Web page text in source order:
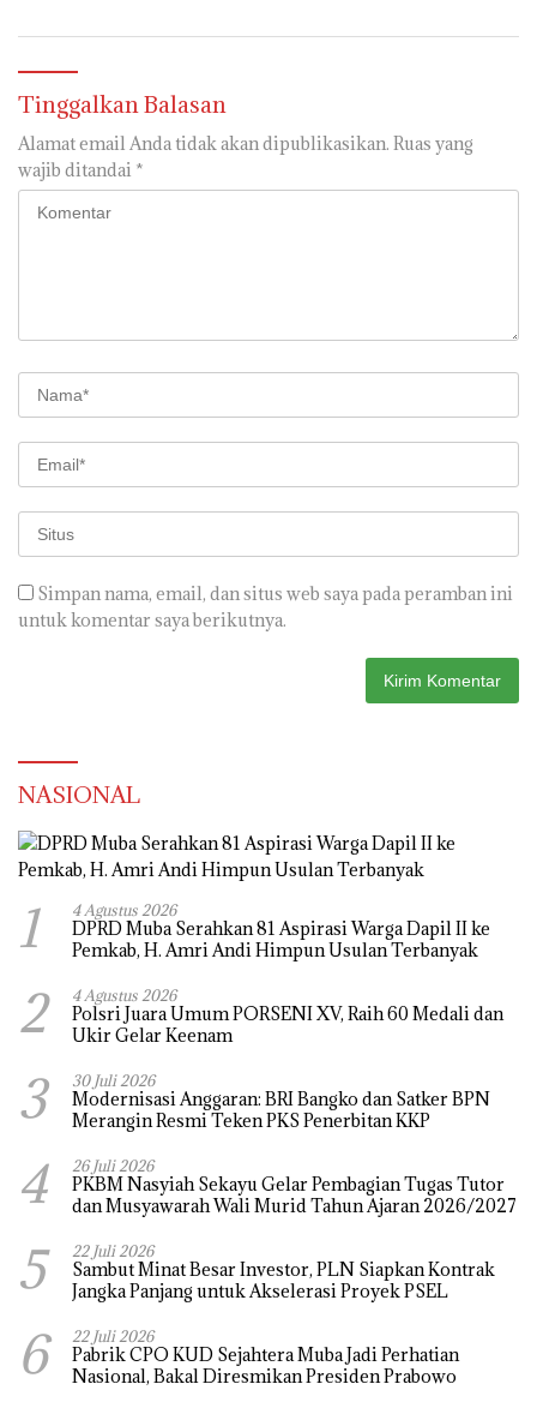
Tinggalkan Balasan
Alamat email Anda tidak akan dipublikasikan. Ruas yang
wajib ditandai *
Simpan nama, email, dan situs web saya pada peramban ini
untuk komentar saya berikutnya.
NASIONAL
1 4 Agustus 2026
DPRD Muba Serahkan 81 Aspirasi Warga Dapil II ke
Pemkab, H. Amri Andi Himpun Usulan Terbanyak
2 4 Agustus 2026
Polsri Juara Umum PORSENI XV, Raih 60 Medali dan
Ukir Gelar Keenam
3 30 Juli 2026
Modernisasi Anggaran: BRI Bangko dan Satker BPN
Merangin Resmi Teken PKS Penerbitan KKP
4 26 Juli 2026
PKBM Nasyiah Sekayu Gelar Pembagian Tugas Tutor
dan Musyawarah Wali Murid Tahun Ajaran 2026/2027
5 22 Juli 2026
Sambut Minat Besar Investor, PLN Siapkan Kontrak
Jangka Panjang untuk Akselerasi Proyek PSEL
6 22 Juli 2026
Pabrik CPO KUD Sejahtera Muba Jadi Perhatian
Nasional, Bakal Diresmikan Presiden Prabowo